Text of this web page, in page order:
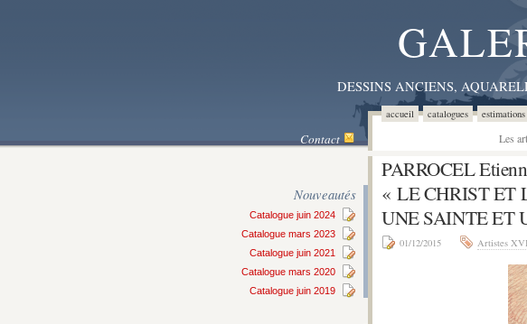
DESSINS ANCIENS,
accueil catalogues estimations
Contact Les
Nouveautés
Catalogue juin 2024
Catalogue mars 2023
Catalogue juin 2021
Catalogue mars 2020
Catalogue juin 2019
PARROCEL
« LE CHRIST ET
UNE SAINTE ET
01/12/2015 Artistes